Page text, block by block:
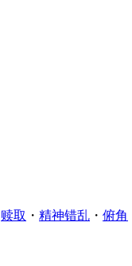
赎取 ・ 精神错乱 ・ 俯角